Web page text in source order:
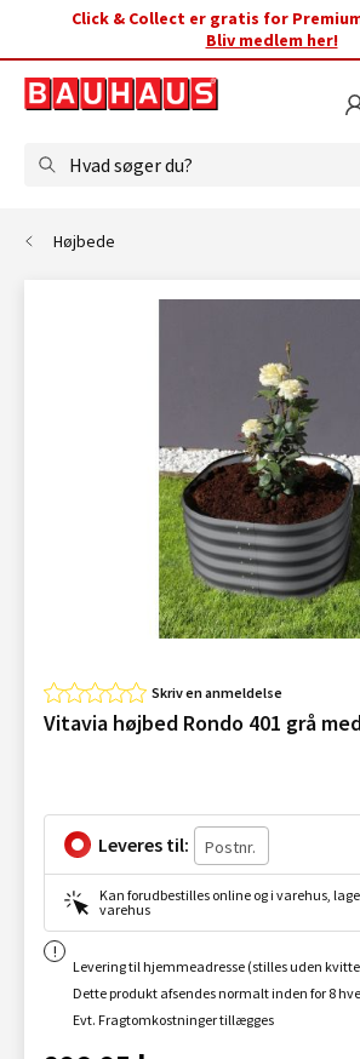
Click & Collect er gratis for
Bliv medlem her!
Hvad søger du?
Højbede
Skriv en anmeldelse
Vitavia højbed Rondo 401 grå
Leveres til:
Kan forudbestilles online og i varehus,
varehus
Levering til hjemmeadresse (stilles uden
Dette produkt afsendes normalt inden for 8
Evt. Fragtomkostninger tillægges